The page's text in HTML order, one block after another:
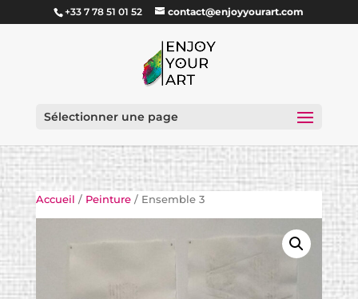
+33 7 78 51 01 52 contact@enjoyyourart.com
Sélectionner une page
Accueil / Peinture/ Ensemble 3